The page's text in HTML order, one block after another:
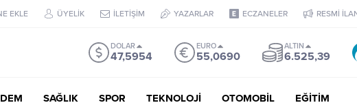
EKLE ÜYELİK İLETİŞİM YAZARLAR ECZANELER RESMİ
DOLAR
47,5954
EURO
55,0690
ALTIN
6.525,39
SAĞLIK SPOR TEKNOLOJİ OTOMOBİL EĞİTİM